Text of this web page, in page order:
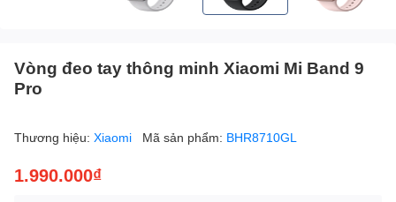
Vòng đeo tay thông minh Xiaomi Mi Band 9
Pro
Thương hiệu: Xiaomi Mã sản phẩm: BHR8710GL
1.990.000₫